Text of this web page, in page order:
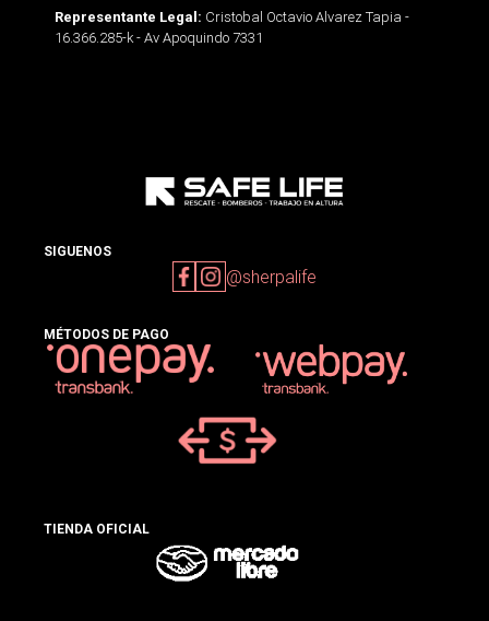
Representante Legal: Cristobal Octavio Alvarez Tapia -
16.366.285-k - Av Apoquindo 7331
SIGUENOS
@sherpalife
MÉTODOS DE PAGO
TIENDA OFICIAL